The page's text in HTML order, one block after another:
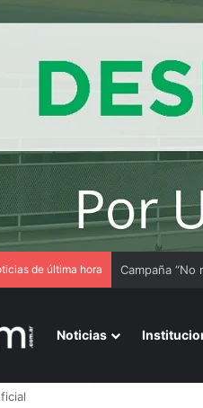
de última hora
Noticias